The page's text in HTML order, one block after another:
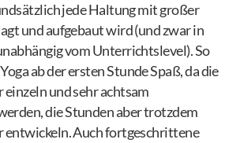
jede Haltung mit großer
und aufgebaut wird (und zwar in
vom Unterrichtslevel). So
ab der ersten Stunde Spaß, da die
und sehr achtsam
die Stunden aber trotzdem
entwickeln. Auch fortgeschrittene